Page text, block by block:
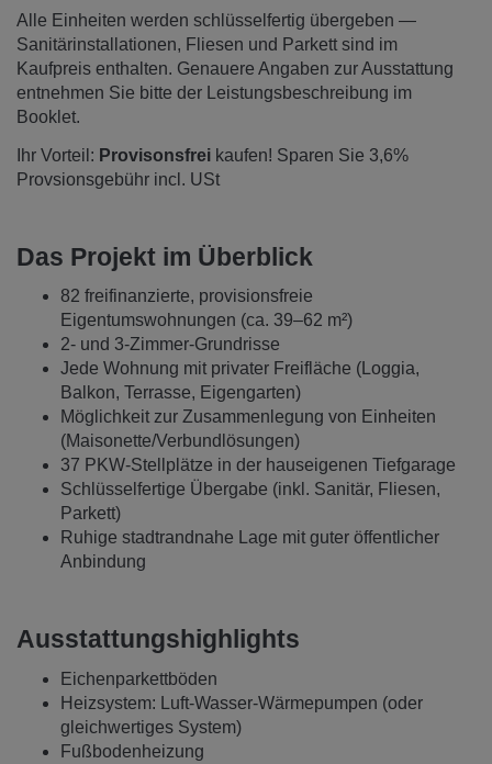
Alle Einheiten werden schlüsselfertig übergeben —
Sanitärinstallationen, Fliesen und Parkett sind im
Kaufpreis enthalten. Genauere Angaben zur Ausstattung
entnehmen Sie bitte der Leistungsbeschreibung im
Booklet.
Ihr Vorteil: Provisonsfrei kaufen! Sparen Sie 3,6%
Provsionsgebühr incl. USt
Das Projekt im Überblick
82 freifinanzierte, provisionsfreie
Eigentumswohnungen (ca. 39–62 m²)
2‑ und 3‑Zimmer‑Grundrisse
Jede Wohnung mit privater Freifläche (Loggia,
Balkon, Terrasse, Eigengarten)
Möglichkeit zur Zusammenlegung von Einheiten
(Maisonette/Verbundlösungen)
37 PKW‑Stellplätze in der hauseigenen Tiefgarage
Schlüsselfertige Übergabe (inkl. Sanitär, Fliesen,
Parkett)
Ruhige stadtrandnahe Lage mit guter öffentlicher
Anbindung
Ausstattungshighlights
Eichenparkettböden
Heizsystem: Luft-Wasser-Wärmepumpen (oder
gleichwertiges System)
Fußbodenheizung